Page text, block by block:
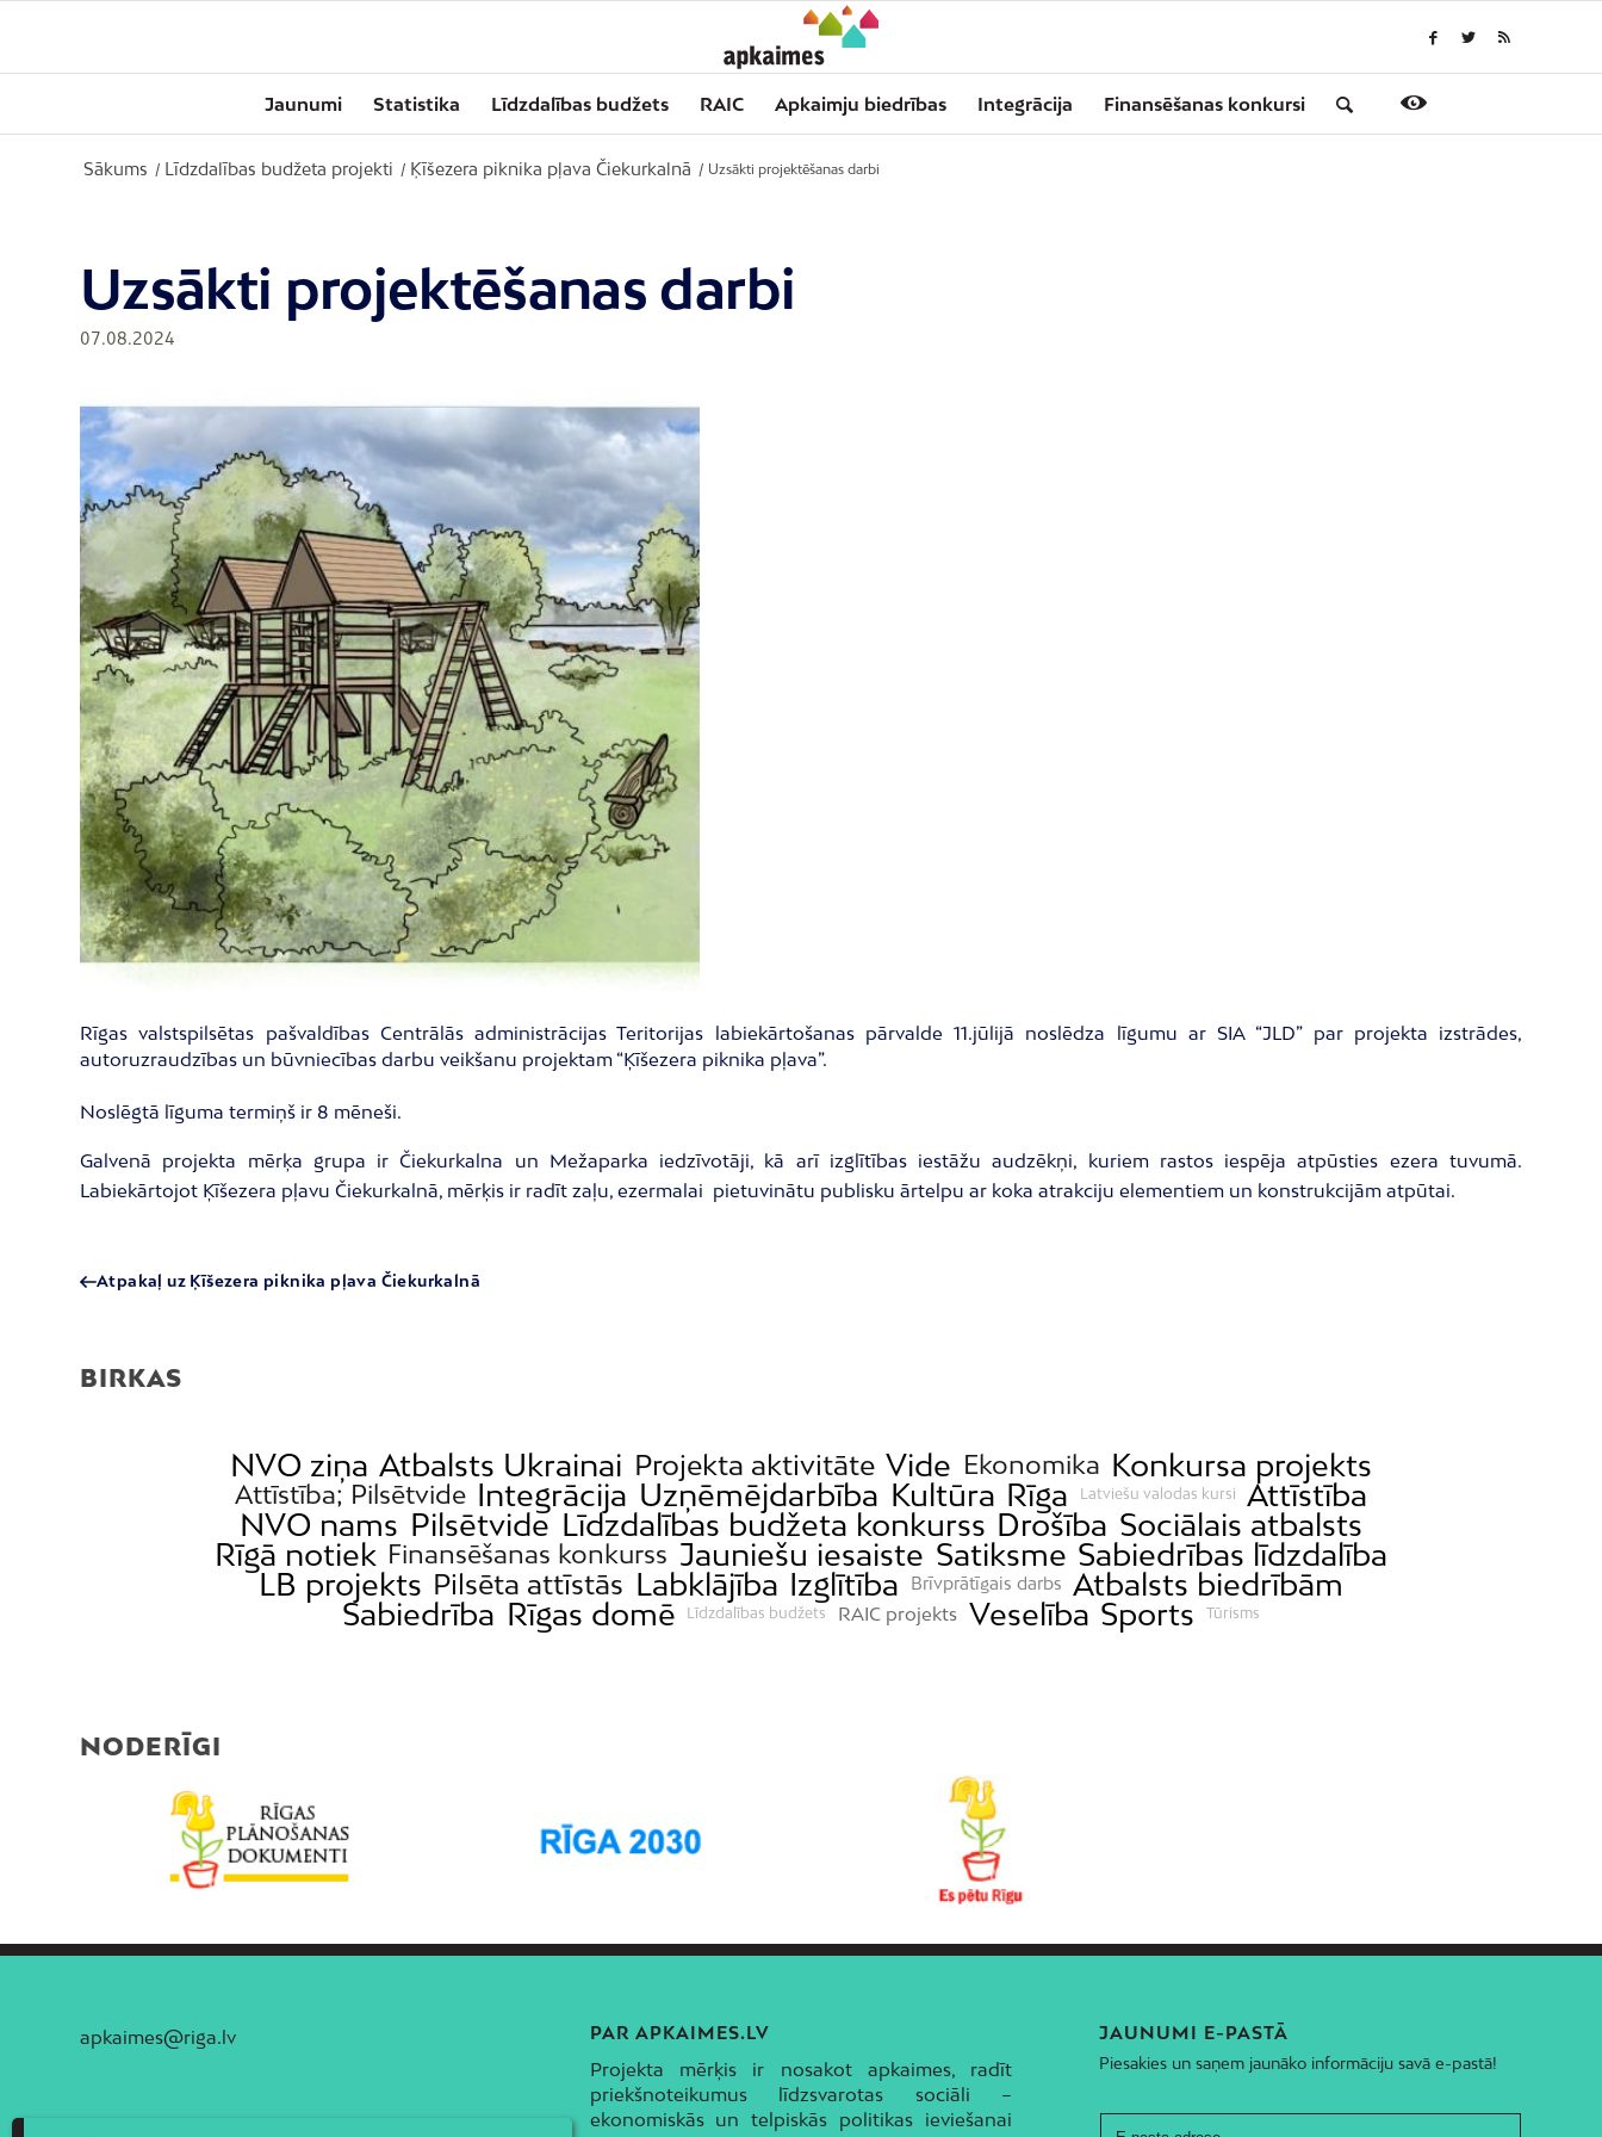
Jaunumi Statistika Līdzdalības budžets RAIC Apkaimju biedrības Integrācija Finansēšanas konkursi
Sākums / Līdzdalības budžeta projekti / Ķīšezera piknika pļava Čiekurkalnā / Uzsākti projektēšanas darbi
Uzsākti projektēšanas darbi
07.08.2024
Rīgas valstspilsētas pašvaldības Centrālās administrācijas Teritorijas labiekārtošanas pārvalde 11.jūlijā noslēdza līgumu ar SIA “JLD” par projekta izstrādes,
autoruzraudzības un būvniecības darbu veikšanu projektam “Ķīšezera piknika pļava”.
Noslēgtā līguma termiņš ir 8 mēneši.
Galvenā projekta mērķa grupa ir Čiekurkalna un Mežaparka iedzīvotāji, kā arī izglītības iestāžu audzēkņi, kuriem rastos iespēja atpūsties ezera tuvumā.
Labiekārtojot Ķīšezera pļavu Čiekurkalnā, mērķis ir radīt zaļu, ezermalai pietuvinātu publisku ārtelpu ar koka atrakciju elementiem un konstrukcijām atpūtai.
Atpakaļ uz Ķīšezera piknika pļava Čiekurkalnā
BIRKAS
NVO ziņa Atbalsts Ukrainai Projekta aktivitāte Vide Ekonomika Konkursa projekts
Attīstība; Pilsētvide Integrācija Uzņēmējdarbība Kultūra Rīga Latviešu valodas kursi
Attīstība
NVO nams Pilsētvide Līdzdalības budžeta konkurss Drošība Sociālais atbalsts
Rīgā notiek Finansēšanas konkurss Jauniešu iesaiste Satiksme Sabiedrības līdzdalība
LB projekts Pilsēta attīstās Labklājība Izglītība Brīvprātīgais darbs
Atbalsts biedrībām
Sabiedrība Rīgas domē Līdzdalības budžets RAIC projekts Veselība Sports Tūrisms
NODERĪGI
apkaimes@riga.lv PAR APKAIMES.LV
Projekta mērķis ir nosakot apkaimes, radīt
priekšnoteikumus līdzsvarotas sociāli –
ekonomiskās un telpiskās politikas ieviešanai
JAUNUMI E-PASTĀ
Piesakies un saņem jaunāko informāciju savā e-pastā!